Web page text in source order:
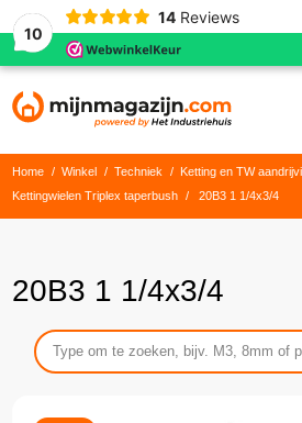
10
14 Reviews
Home / Winkel / Techniek / Ketting en TW
Kettingwielen Triplex taperbush
/ 20B3 1 1/4x3/4
20B3 1 1/4x3/4